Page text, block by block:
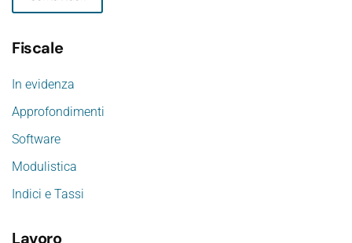
Fiscale
In evidenza
Approfondimenti
Software
Modulistica
Indici e Tassi
Lavoro